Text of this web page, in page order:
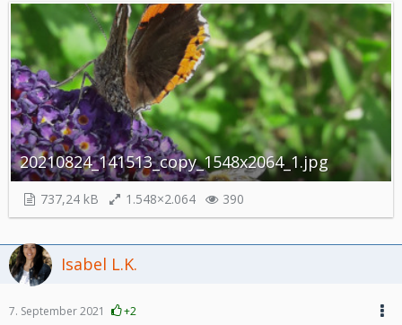
20210824_141513_copy_1548x2064_1.jpg
737,24 kB 1.548×2.064 390
Isabel L.K.
7. September 2021 +2